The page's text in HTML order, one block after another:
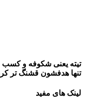
تیته یعنی شکوفه و کسب
تنها هدفشون قشنگ تر
لینک های مفید